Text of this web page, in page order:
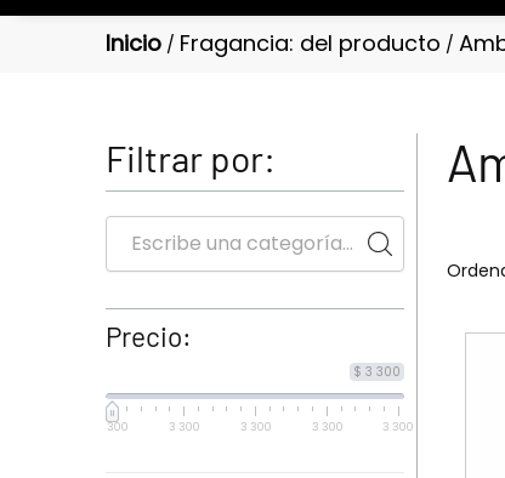
Inicio / Fragancia: del producto /
Filtrar por:
Precio:
$ 3 300
3 300 3 300 3 300 3 300 3 300